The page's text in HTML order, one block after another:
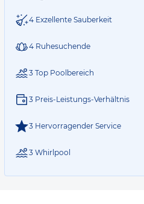
4 Exzellente Sauberkeit
4 Ruhesuchende
3 Top Poolbereich
3 Preis-Leistungs-Verhältnis
3 Hervorragender Service
3 Whirlpool